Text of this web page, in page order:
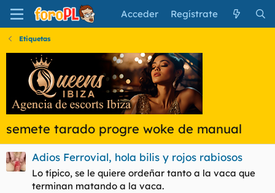
Acceder Regístrate
Etiquetas
semete tarado progre woke de manual
Adios Ferrovial, hola bilis y rojos rabiosos
Lo típico, se le quiere ordeñar tanto a la vaca que
terminan matando a la vaca.